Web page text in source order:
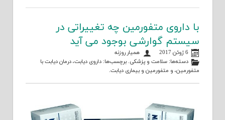
با داروی متفورمین چه تغییراتی در
سیستم گوارشی بوجود می آید
6 ژوئن 2017
همیار روزنه
دسته‌ها:سلامت و پزشکی. برچسب‌ها:داروی دیابت،درمان دیابت با
متفورمین، و متفورمین و بیماری دیابت.